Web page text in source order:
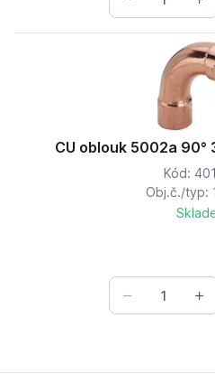
CU oblouk 5002a
Kód:
Obj.č./typ: